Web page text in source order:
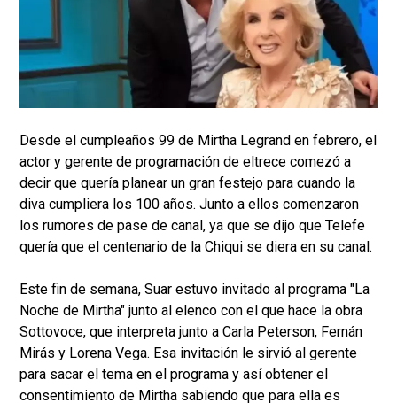
Desde el cumpleaños 99 de Mirtha Legrand en febrero, el
actor y gerente de programación de eltrece comezó a
decir que quería planear un gran festejo para cuando la
diva cumpliera los 100 años. Junto a ellos comenzaron
los rumores de pase de canal, ya que se dijo que Telefe
quería que el centenario de la Chiqui se diera en su canal.
Este fin de semana, Suar estuvo invitado al programa "La
Noche de Mirtha" junto al elenco con el que hace la obra
Sottovoce, que interpreta junto a Carla Peterson, Fernán
Mirás y Lorena Vega. Esa invitación le sirvió al gerente
para sacar el tema en el programa y así obtener el
consentimiento de Mirtha sabiendo que para ella es